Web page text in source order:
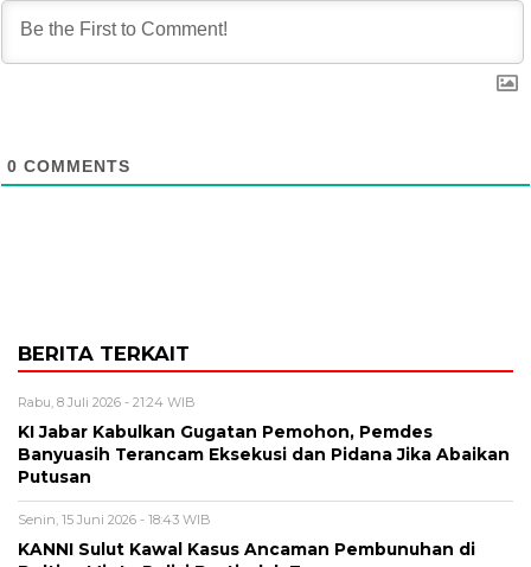
0 COMMENTS
BERITA TERKAIT
Rabu, 8 Juli 2026 - 21:24 WIB
KI Jabar Kabulkan Gugatan Pemohon, Pemdes
Banyuasih Terancam Eksekusi dan Pidana Jika Abaikan
Putusan
Senin, 15 Juni 2026 - 18:43 WIB
KANNI Sulut Kawal Kasus Ancaman Pembunuhan di